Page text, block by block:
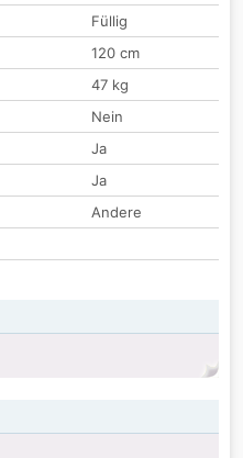
Füllig
120 cm
47 kg
Nein
Ja
Ja
Andere